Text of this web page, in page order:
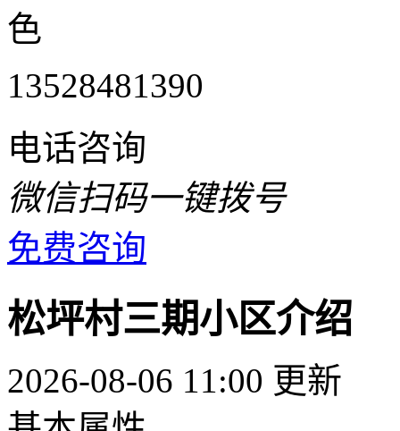
色
13528481390
电话咨询
微信扫码一键拨号
免费咨询
松坪村三期小区介绍
2026-08-06 11:00 更新